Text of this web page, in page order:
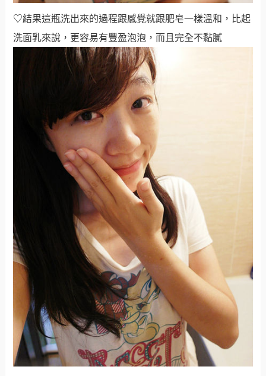
♡結果這瓶洗出來的過程跟感覺就跟肥皂一樣溫和，比起
洗面乳來說，更容易有豐盈泡泡，而且完全不黏膩